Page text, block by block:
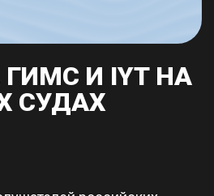
И IYT НА
СУДАХ